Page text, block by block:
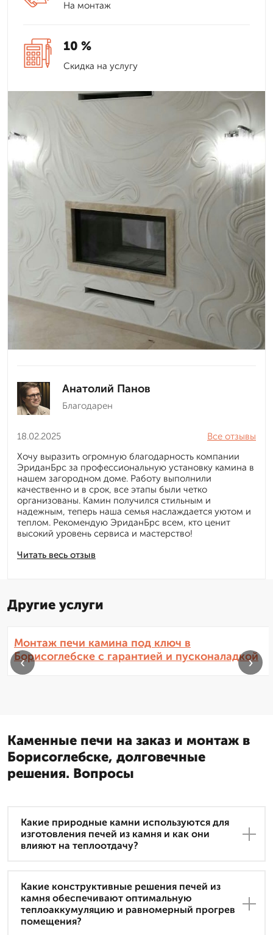
На монтаж
10 %
Скидка на услугу
Анатолий Панов
Благодарен
18.02.2025
Читать весь отзыв
Все отзывы
Хочу выразить огромную благодарность компании
ЭриданБрс за профессиональную установку камина в
нашем загородном доме. Работу выполнили
качественно и в срок, все этапы были четко
организованы. Камин получился стильным и
надежным, теперь наша семья наслаждается уютом и
теплом. Рекомендую ЭриданБрс всем, кто ценит
высокий уровень сервиса и мастерство!
Другие услуги
Монтаж печи камина под ключ в
Борисоглебске с гарантией и пусконаладкой
‹ ›
Каменные печи на заказ и монтаж в
Борисоглебске, долговечные
решения. Вопросы
Какие природные камни используются для
изготовления печей из камня и как они
влияют на теплоотдачу?
Какие конструктивные решения печей из
камня обеспечивают оптимальную
теплоаккумуляцию и равномерный прогрев
помещения?